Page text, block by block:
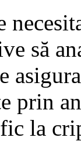
să
prin
la